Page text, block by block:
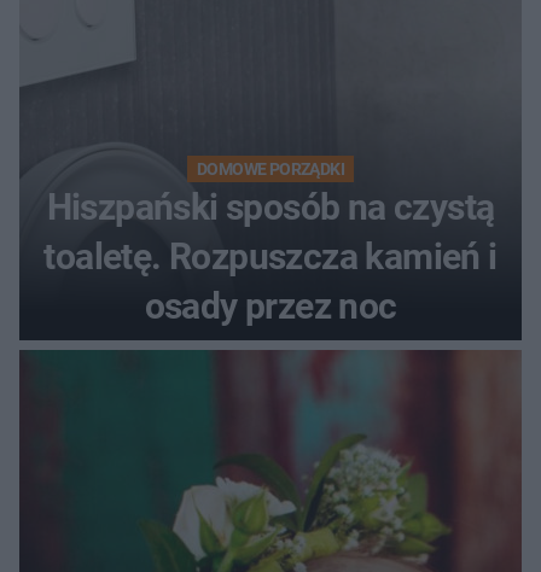
DOMOWE PORZĄDKI
Hiszpański sposób na czystą
toaletę. Rozpuszcza kamień i
osady przez noc